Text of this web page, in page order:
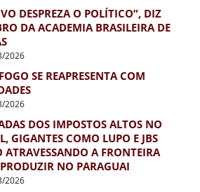
DESPREZA O POLÍTICO”, DIZ
DA ACADEMIA BRASILEIRA DE
2026
SE REAPRESENTA COM
2026
DOS IMPOSTOS ALTOS NO
GIGANTES COMO LUPO E JBS
ATRAVESSANDO A FRONTEIRA
NO PARAGUAI
2026